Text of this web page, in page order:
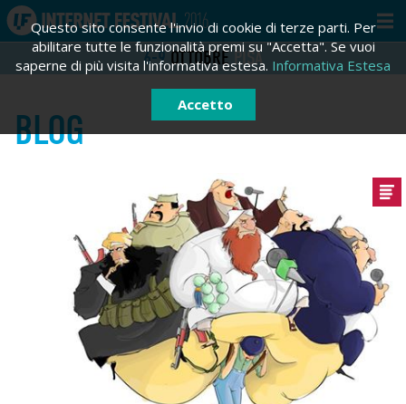
6-9OTTOBREPISA
ACCEDI REGISTRATI
Registrati
Email *
Password *
Hai dimenticato la tua password?
BLOG
Questo sito consente l'invio di cookie di terze parti. Per
abilitare tutte le funzionalità premi su "Accetta". Se vuoi
saperne di più visita l'informativa estesa. Informativa Estesa
Accetto